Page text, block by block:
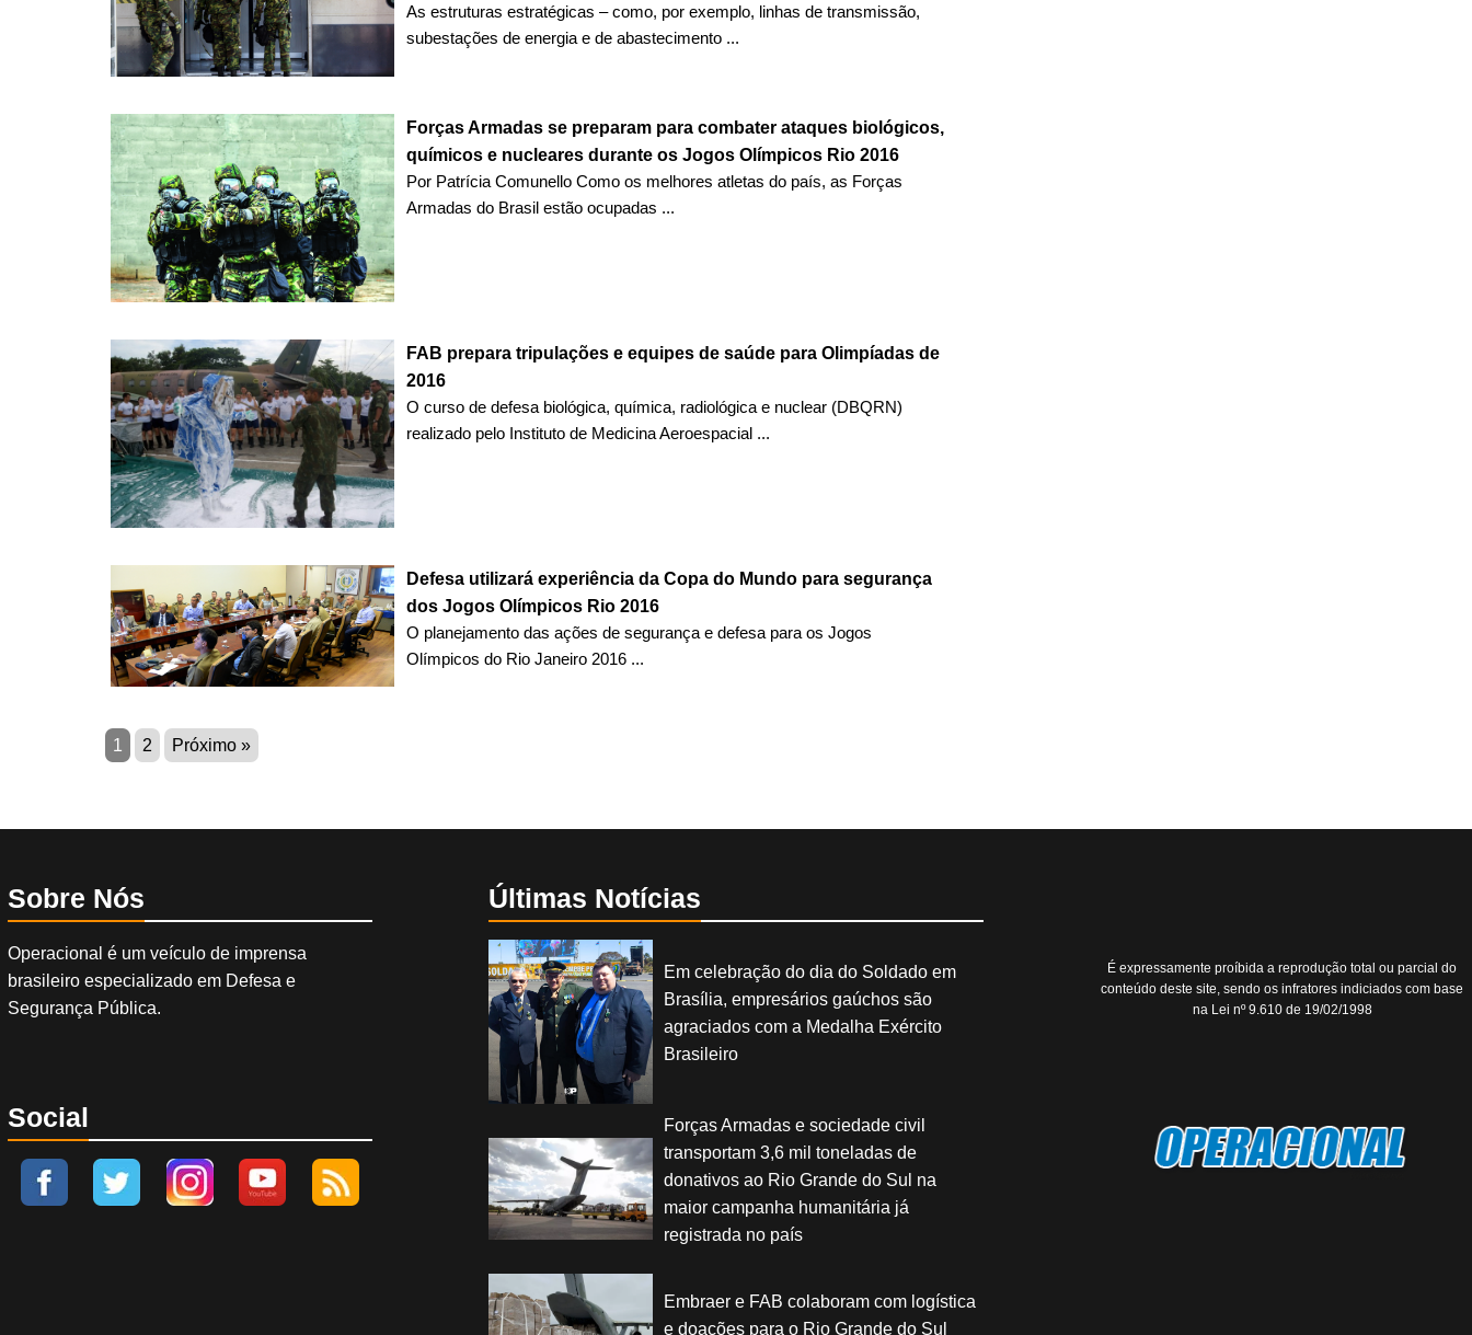
As estruturas estratégicas – como, por exemplo, linhas de transmissão,
subestações de energia e de abastecimento ...
Forças Armadas se preparam para combater ataques biológicos,
químicos e nucleares durante os Jogos Olímpicos Rio 2016
Por Patrícia Comunello Como os melhores atletas do país, as Forças
Armadas do Brasil estão ocupadas ...
FAB prepara tripulações e equipes de saúde para Olimpíadas de
2016
O curso de defesa biológica, química, radiológica e nuclear (DBQRN)
realizado pelo Instituto de Medicina Aeroespacial ...
Defesa utilizará experiência da Copa do Mundo para segurança
dos Jogos Olímpicos Rio 2016
O planejamento das ações de segurança e defesa para os Jogos
Olímpicos do Rio Janeiro 2016 ...
1 2 Próximo »
Sobre Nós
Operacional é um veículo de imprensa
brasileiro especializado em Defesa e
Segurança Pública.
Social
Últimas Notícias
Em celebração do dia do Soldado em
Brasília, empresários gaúchos são
agraciados com a Medalha Exército
Brasileiro
Forças Armadas e sociedade civil
transportam 3,6 mil toneladas de
donativos ao Rio Grande do Sul na
maior campanha humanitária já
registrada no país
Embraer e FAB colaboram com logística
e doações para o Rio Grande do Sul
É expressamente proíbida a reprodução total ou parcial do
conteúdo deste site, sendo os infratores indiciados com base
na Lei nº 9.610 de 19/02/1998